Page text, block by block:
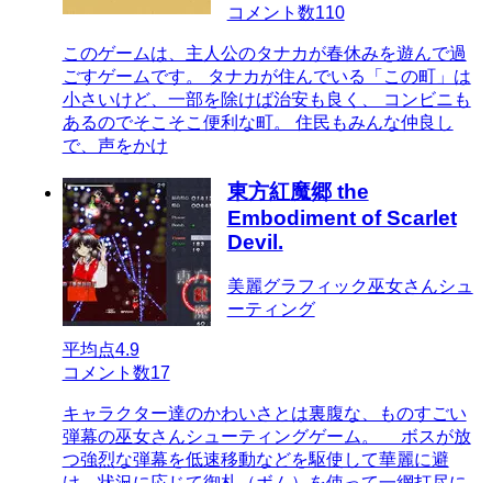
コメント数110
このゲームは、主人公のタナカが春休みを遊んで過
ごすゲームです。 タナカが住んでいる「この町」は
小さいけど、一部を除けば治安も良く、 コンビニも
あるのでそこそこ便利な町。 住民もみんな仲良し
で、声をかけ
東方紅魔郷 the
Embodiment of Scarlet
Devil.
美麗グラフィック巫女さんシュ
ーティング
平均点4.9
コメント数17
キャラクター達のかわいさとは裏腹な、ものすごい
弾幕の巫女さんシューティングゲーム。 ボスが放
つ強烈な弾幕を低速移動などを駆使して華麗に避